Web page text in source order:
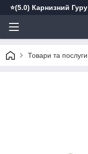
⭐️(5.0) Карнизний Гуру
Товари та послуги